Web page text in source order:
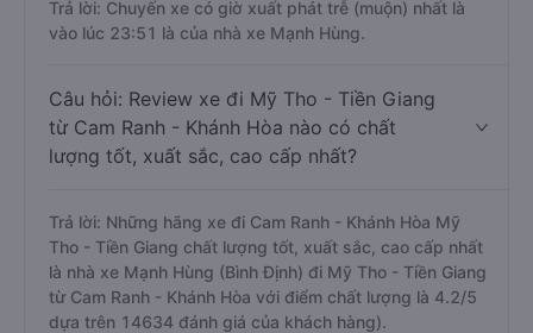
Trả lời: Chuyến xe có giờ xuất phát trễ (muộn) nhất là
vào lúc 23:51 là của nhà xe Mạnh Hùng.
Câu hỏi: Review xe đi Mỹ Tho - Tiền Giang
từ Cam Ranh - Khánh Hòa nào có chất
lượng tốt, xuất sắc, cao cấp nhất?
Trả lời: Những hãng xe đi Cam Ranh - Khánh Hòa Mỹ
Tho - Tiền Giang chất lượng tốt, xuất sắc, cao cấp nhất
là nhà xe Mạnh Hùng (Bình Định) đi Mỹ Tho - Tiền Giang
từ Cam Ranh - Khánh Hòa với điểm chất lượng là 4.2/5
dựa trên 14634 đánh giá của khách hàng).